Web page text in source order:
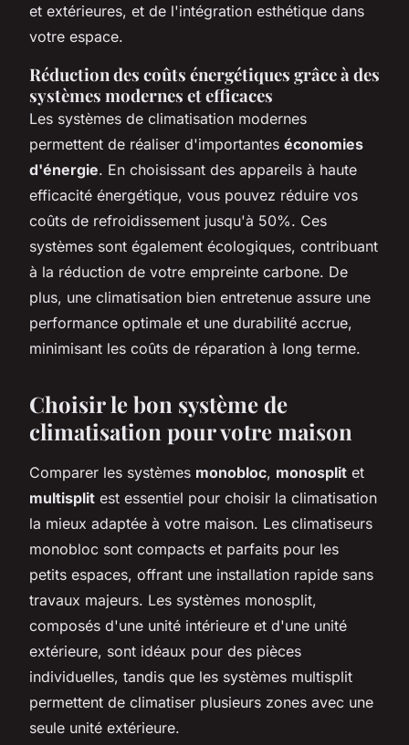
et extérieures, et de l'intégration esthétique dans
votre espace.
Réduction des coûts énergétiques grâce à des
systèmes modernes et efficaces
Les systèmes de climatisation modernes
permettent de réaliser d'importantes économies
d'énergie. En choisissant des appareils à haute
efficacité énergétique, vous pouvez réduire vos
coûts de refroidissement jusqu'à 50%. Ces
systèmes sont également écologiques, contribuant
à la réduction de votre empreinte carbone. De
plus, une climatisation bien entretenue assure une
performance optimale et une durabilité accrue,
minimisant les coûts de réparation à long terme.
Choisir le bon système de
climatisation pour votre maison
Comparer les systèmes monobloc, monosplit et
multisplit est essentiel pour choisir la climatisation
la mieux adaptée à votre maison. Les climatiseurs
monobloc sont compacts et parfaits pour les
petits espaces, offrant une installation rapide sans
travaux majeurs. Les systèmes monosplit,
composés d'une unité intérieure et d'une unité
extérieure, sont idéaux pour des pièces
individuelles, tandis que les systèmes multisplit
permettent de climatiser plusieurs zones avec une
seule unité extérieure.